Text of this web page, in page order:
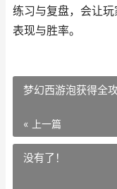
练习与复盘，会让
表现与胜率。
梦幻西游泡获得全
« 上一篇
没有了！